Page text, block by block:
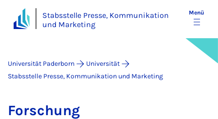
Stabsstelle Presse, Kommunikation
und Marketing
Menü
Universität Paderborn
Universität
Stabsstelle Presse, Kommunikation und Marketing
For­schung